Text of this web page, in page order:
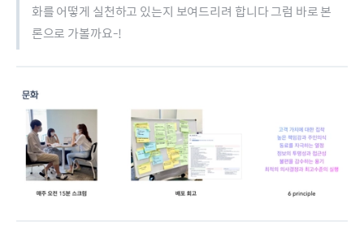
화를 어떻게 실천하고 있는지 보여드리려 합니다 그럼 바로 본
론으로 가볼까요-!